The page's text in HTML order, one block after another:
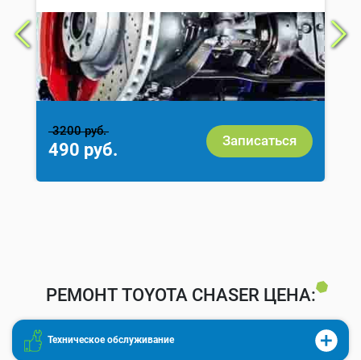
3200 руб.
490 руб. Записаться
РЕМОНТ TOYOTA CHASER ЦЕНА:
Техническое обслуживание